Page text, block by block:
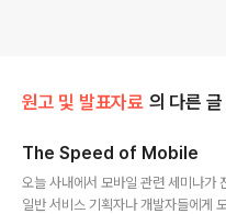
원고 및 발표자료 의 다른 글
The Speed of Mobile
오늘 사내에서 모바일 관련 세미나가
일반 서비스 기획자나 개발자들에게